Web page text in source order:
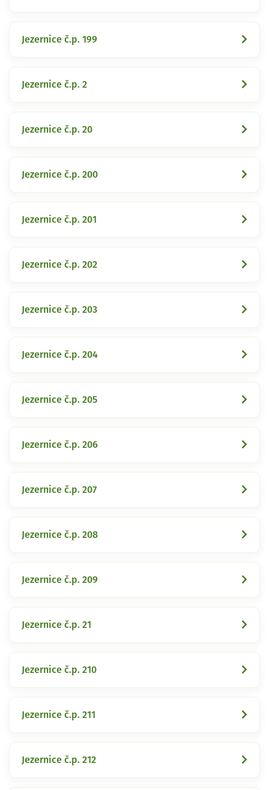
Jezernice č.p. 199
Jezernice č.p. 2
Jezernice č.p. 20
Jezernice č.p. 200
Jezernice č.p. 201
Jezernice č.p. 202
Jezernice č.p. 203
Jezernice č.p. 204
Jezernice č.p. 205
Jezernice č.p. 206
Jezernice č.p. 207
Jezernice č.p. 208
Jezernice č.p. 209
Jezernice č.p. 21
Jezernice č.p. 210
Jezernice č.p. 211
Jezernice č.p. 212